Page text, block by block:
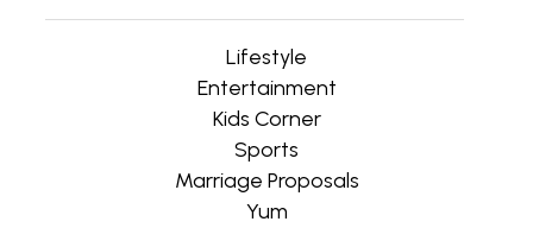
Lifestyle
Entertainment
Kids Corner
Sports
Marriage Proposals
Yum